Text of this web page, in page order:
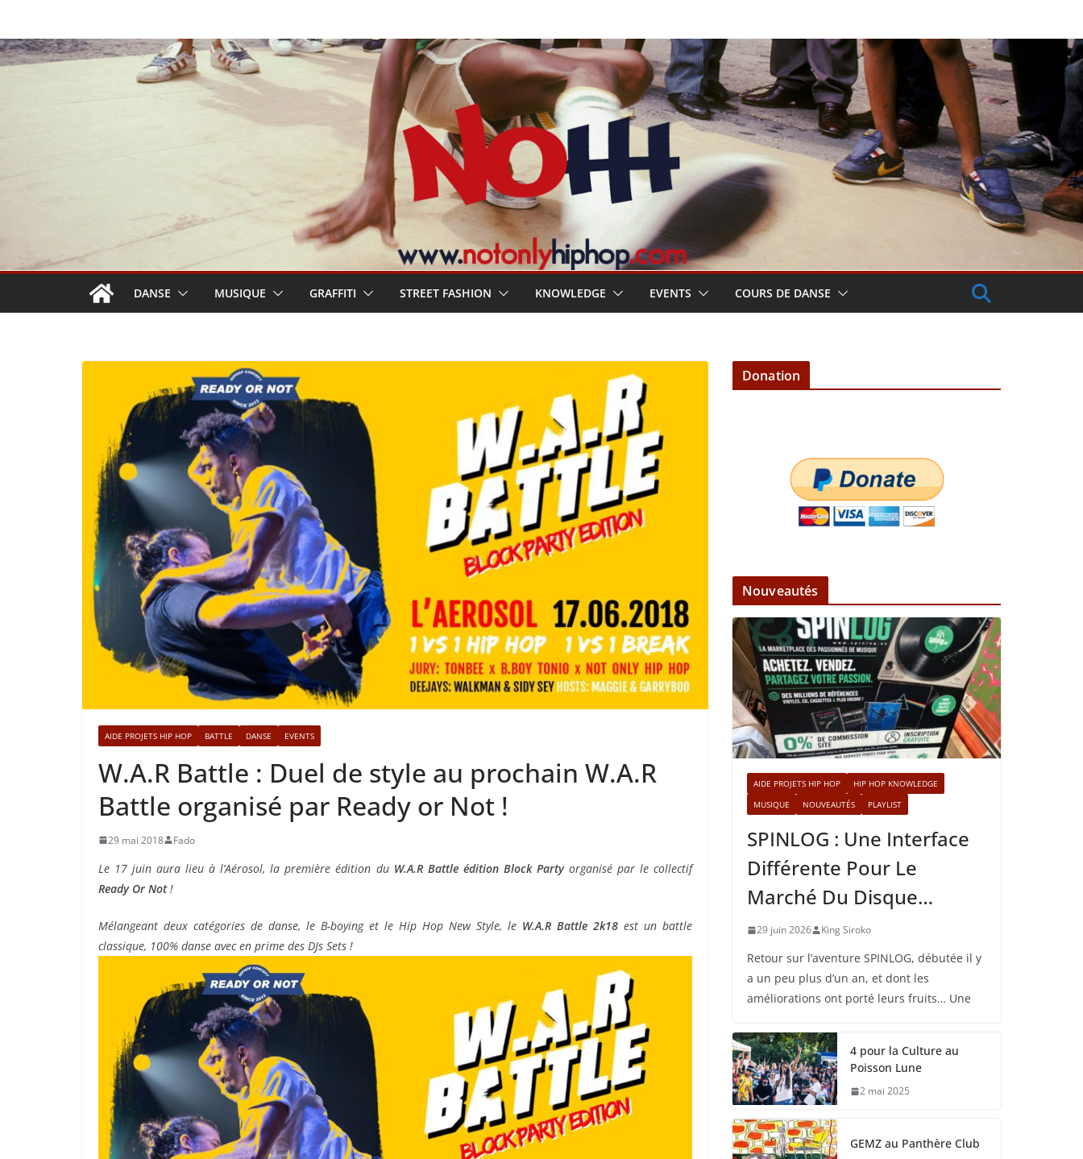
contenu
DANSE MUSIQUE GRAFFITI STREET FASHION KNOWLEDGE EVENTS COURS DE DANSE
AIDE PROJETS HIP HOP BATTLE DANSE EVENTS
W.A.R Battle : Duel de style au prochain W.A.R
Battle organisé par Ready or Not !
29 mai 2018 Fado
Le 17 juin aura lieu à l’Aérosol, la première édition du W.A.R Battle édition Block Partyorganisé par le collectif
Ready Or Not!
Mélangeant deux catégories de danse, le B-boying et le Hip Hop New Style, le W.A.R Battle 2k18 est un battle
classique, 100% danse avec en prime des DJs Sets !
Donation
Nouveautés
AIDE PROJETS HIP HOP
HIP HOP KNOWLEDGE
MUSIQUE
NOUVEAUTÉS PLAYLIST
SPINLOG : Une Interface
Différente Pour Le
Marché Du Disque…
29 juin 2026 King Siroko
Retour sur l’aventure SPINLOG, débutée il y
a un peu plus d’un an, et dont les
améliorations ont porté leurs fruits… Une
4 pour la Culture au
Poisson Lune
2 mai 2025
GEMZ au Panthère Club